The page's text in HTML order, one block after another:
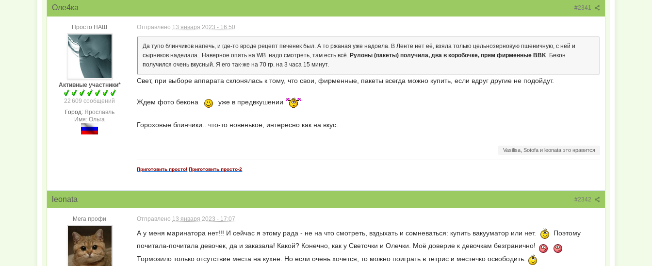
#2341
Оле4ка
Просто НАШ
Активные участники*
22 609 сообщений
Город: Ярославль
Имя: Ольга
Отправлено 13 января 2023 - 16:50
Да тупо блинчиков напечь, и где-то вроде рецепт печенек был. А то ржаная уже надоела. В Ленте нет её, взяла только цельнозерновую пшеничную, с ней и
сырников наделала.. Наверное опять на WB надо смотреть, там есть всё. Рулоны (пакеты) получила, два в коробочке, прям фирменные BBK. Бекон
получился очень вкусный. Я его так-же на 70 гр. на 3 часа 15 минут.
Свет, при выборе аппарата склонялась к тому, что свои, фирменные, пакеты всегда можно купить, если вдруг другие не подойдут.
Ждем фото бекона уже в предвкушении
Гороховые блинчики.. что-то новенькое, интересно как на вкус.
Vasilisa, Sotofa и leonata это нравится
Приготовить просто! Приготовить просто-2
#2342
leonata
Мега профи Отправлено 13 января 2023 - 17:07
А у меня маринатора нет!!! И сейчас я этому рада - не на что смотреть, вздыхать и сомневаться: купить вакууматор или нет.
Поэтому
почитала-почитала девочек, да и заказала! Какой? Конечно, как у Светочки и Олечки. Моё доверие к девочкам безгранично!
Тормозило только отсутствие места на кухне. Но если очень хочется, то можно поиграть в тетрис и местечко освободить.